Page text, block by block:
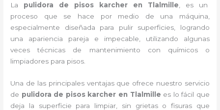
La pulidora de pisos karcher en Tlalmille , es un
proceso que se hace por medio de una máquina,
especialmente diseñada para pulir superficies, logrando
una apariencia pareja e impecable, utilizando algunas
veces técnicas de mantenimiento con químicos o
limpiadores para pisos.
Una de las principales ventajas que ofrece nuestro servicio
de pulidora de pisos karcher en Tlalmille es lo fácil que
deja la superficie para limpiar, sin grietas o fisuras que